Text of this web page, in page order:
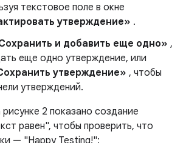
текстовое поле в окне
утверждение» .
и добавить еще одно» ,
еще одно утверждение, или
утверждение» , чтобы
утверждений.
2 показано создание
равен", чтобы проверить, что
— "Happy Testing!":